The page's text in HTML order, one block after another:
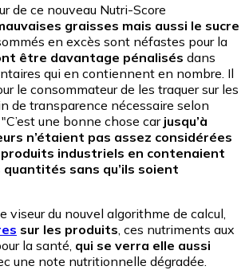
de ce nouveau Nutri-Score
graisses mais aussi le sucre
en excès sont néfastes pour la
être davantage pénalisés dans
qui en contiennent en nombre. Il
le consommateur de les traquer sur les
de transparence nécessaire selon
une bonne chose car jusqu’à
n’étaient pas assez considérées
industriels en contenaient
sans qu’ils soient
viseur du nouvel algorithme de calcul,
sur les produits , ces nutriments aux
la santé, qui se verra elle aussi
une note nutritionnelle dégradée.